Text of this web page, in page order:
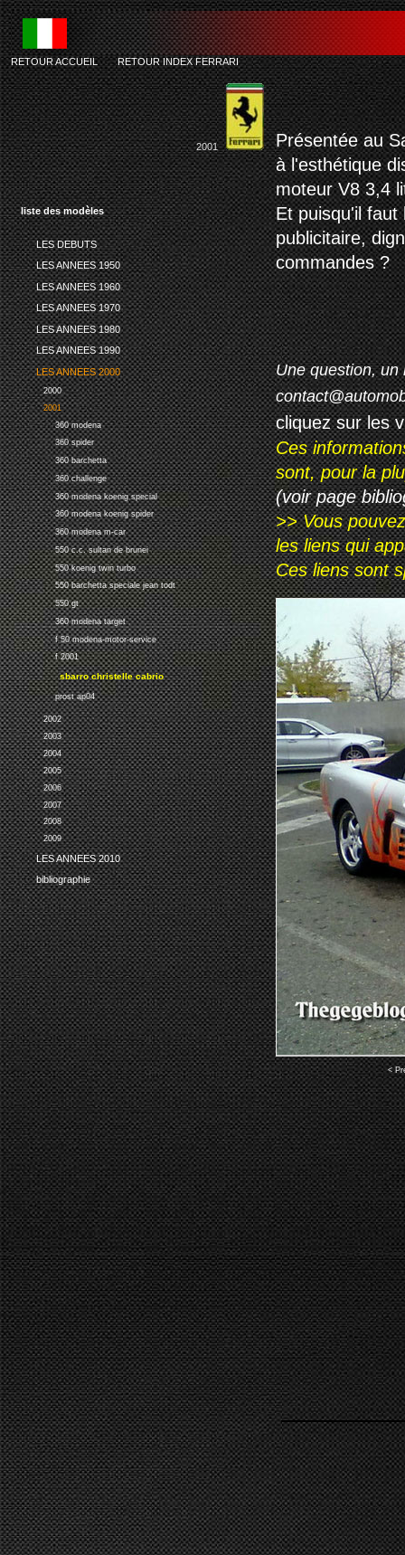
liste des modèles
LES DEBUTS
LES ANNEES 1950
LES ANNEES 1960
LES ANNEES 1970
LES ANNEES 1980
LES ANNEES 1990
LES ANNEES 2000
2000
2001
360 modena
360 spider
360 barchetta
360 challenge
360 modena koenig special
360 modena koenig spider
360 modena m-car
550 c.c. sultan de brunei
550 koenig twin turbo
550 barchetta speciale jean todt
550 gt
360 modena target
f 50 modena-motor-service
f 2001
sbarro christelle cabrio
prost ap04
2002
2003
2004
2005
2006
2007
2008
2009
LES ANNEES 2010
bibliographie
RETOUR ACCUEIL-RETOUR INDEX FERRARI
2001
Présentée au
à l'esthétique
moteur V8 3,4
Et puisqu'il faut
publicitaire,
commandes ?
Une question, un
cliquez sur les
Ces
sont, pour la
(voir page
>> Vous
les liens qui
Ces liens sont
<